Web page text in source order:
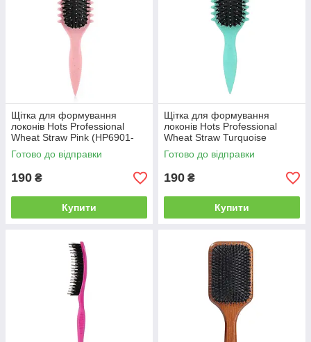
Щітка для формування
локонів Hots Professional
Wheat Straw Pink (HP6901-
PN)
Готово до відправки
190 ₴
Купити
Щітка для формування
локонів Hots Professional
Wheat Straw Turquoise
(HP6901-TQ)
Готово до відправки
190 ₴
Купити